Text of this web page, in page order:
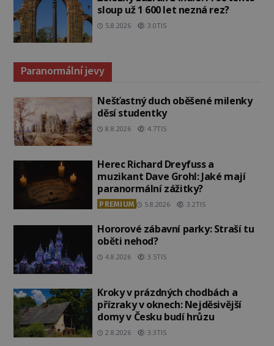
sloup už 1 600 let nezná rez?
5.8.2026 3.0TIS
Paranormální jevy
Nešťastný duch oběšené milenky
děsí studentky
8.8.2026 4.7TIS
Herec Richard Dreyfuss a
muzikant Dave Grohl: Jaké mají
paranormální zážitky?
PREMIUM 5.8.2026 3.2TIS
Hororové zábavní parky: Straší tu
oběti nehod?
4.8.2026 3.5TIS
Kroky v prázdných chodbách a
přízraky v oknech: Nejděsivější
domy v Česku budí hrůzu
2.8.2026 3.3TIS